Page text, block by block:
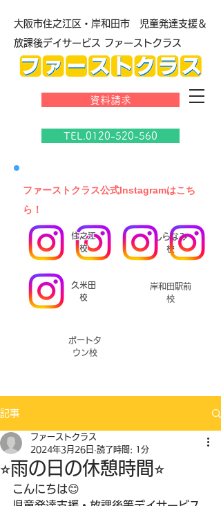
大阪市住之江区・岸和田市 児童発達支援＆
放課後デイサービス ファーストクラス
資料請求
TEL.0120-520-560
​ファーストクラス公式Instagramはこち
ら！
しらなみ
校
久米田
校
岸和田駅前
校
ポートタ
ウン校
住之江
校
記事
⭐︎雨の日の休憩時間⭐︎
ファーストクラス
2024年3月26日 読了時間: 1分
こんにちは😊